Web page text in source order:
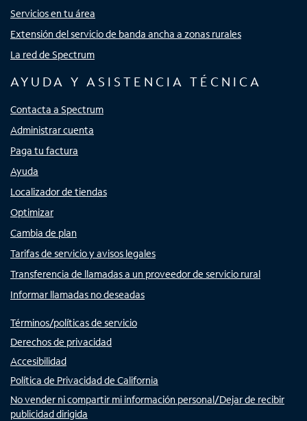
Servicios en tu área
Extensión del servicio de banda ancha a zonas rurales
La red de Spectrum
AYUDA Y ASISTENCIA TÉCNICA
Contacta a Spectrum
Administrar cuenta
Paga tu factura
Ayuda
Localizador de tiendas
Optimizar
Cambia de plan
Tarifas de servicio y avisos legales
Transferencia de llamadas a un proveedor de servicio rural
Informar llamadas no deseadas
Términos/políticas de servicio
Derechos de privacidad
Accesibilidad
Política de Privacidad de California
No vender ni compartir mi información personal/Dejar de recibir
publicidad dirigida